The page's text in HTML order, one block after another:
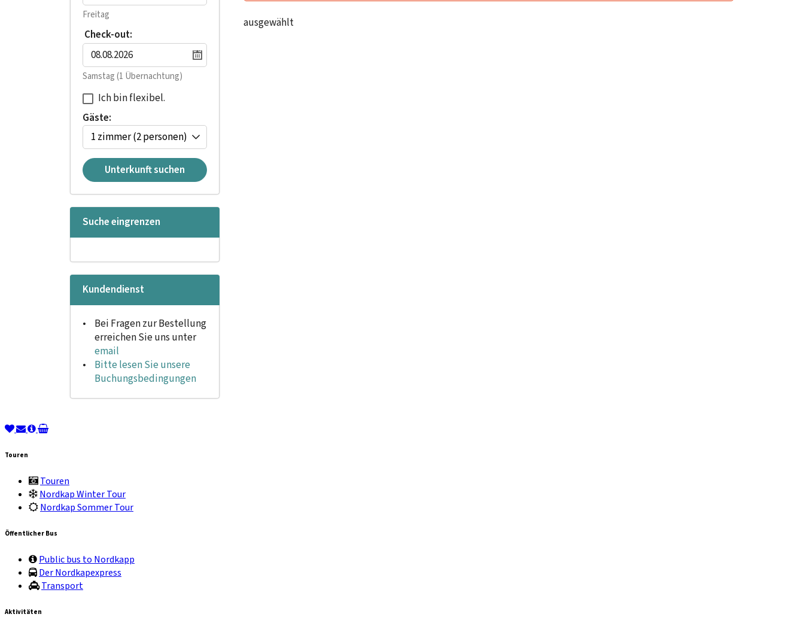
ausgewählt
Freitag
Check-out:
Samstag(1 Übernachtung)
Ich bin flexibel.
Gäste:
1 zimmer(2 personen)
Unterkunft suchen
Suche eingrenzen
Kundendienst
Bei Fragen zur Bestellung
erreichen Sie uns unter
email
Bitte lesen Sie unsere
Buchungsbedingungen
Touren
Touren
Nordkap Winter Tour
Nordkap Sommer Tour
Öffentlicher Bus
Public bus to Nordkapp
Der Nordkapexpress
Transport
Aktivitäten